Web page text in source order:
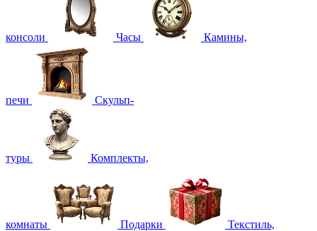
консоли Часы Камины,
печи Скульп-
туры Комплекты,
комнаты Подарки Текстиль,